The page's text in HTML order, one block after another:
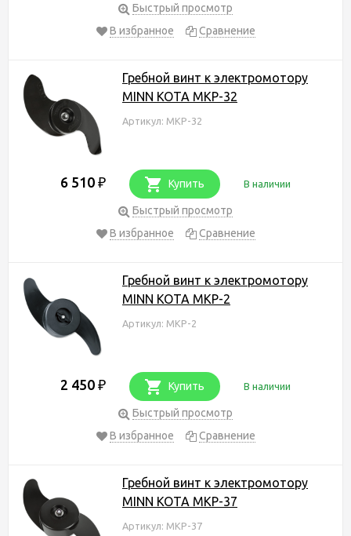
Быстрый просмотр
В избранное
Сравнение
Гребной винт к электромотору
MINN KOTA MKP-32
Артикул: MKP-32
6 510 ₽ Купить В наличии
Быстрый просмотр
В избранное
Сравнение
Гребной винт к электромотору
MINN KOTA MKP-2
Артикул: MKP-2
2 450 ₽ Купить В наличии
Быстрый просмотр
В избранное
Сравнение
Гребной винт к электромотору
MINN KOTA MKP-37
Артикул: MKP-37